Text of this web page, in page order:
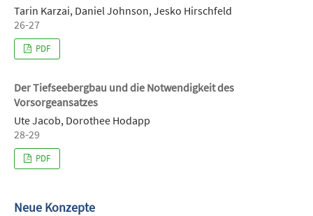
Tarin Karzai, Daniel Johnson, Jesko Hirschfeld
26-27
PDF
Der Tiefseebergbau und die Notwendigkeit des
Vorsorgeansatzes
Ute Jacob, Dorothee Hodapp
28-29
PDF
Neue Konzepte